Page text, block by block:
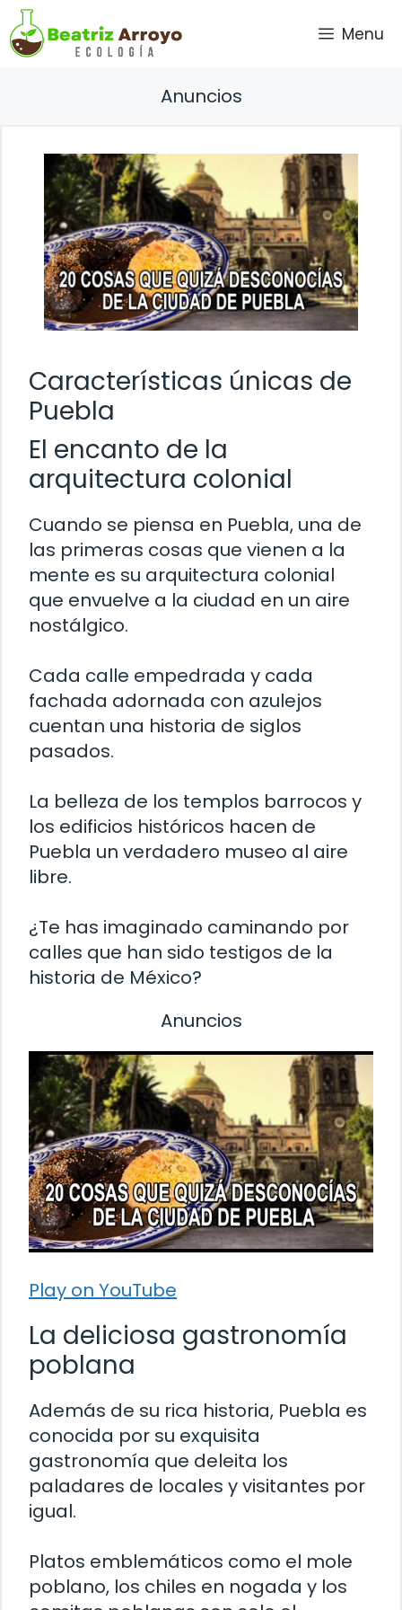
Saltar
al
contenido
Menu
Anuncios
Características únicas de
Puebla
El encanto de la
arquitectura colonial
Cuando se piensa en Puebla, una de
las primeras cosas que vienen a la
mente es su arquitectura colonial
que envuelve a la ciudad en un aire
nostálgico.
Cada calle empedrada y cada
fachada adornada con azulejos
cuentan una historia de siglos
pasados.
La belleza de los templos barrocos y
los edificios históricos hacen de
Puebla un verdadero museo al aire
libre.
¿Te has imaginado caminando por
calles que han sido testigos de la
historia de México?
Anuncios
Play on YouTube
La deliciosa gastronomía
poblana
Además de su rica historia, Puebla es
conocida por su exquisita
gastronomía que deleita los
paladares de locales y visitantes por
igual.
Platos emblemáticos como el mole
poblano, los chiles en nogada y los